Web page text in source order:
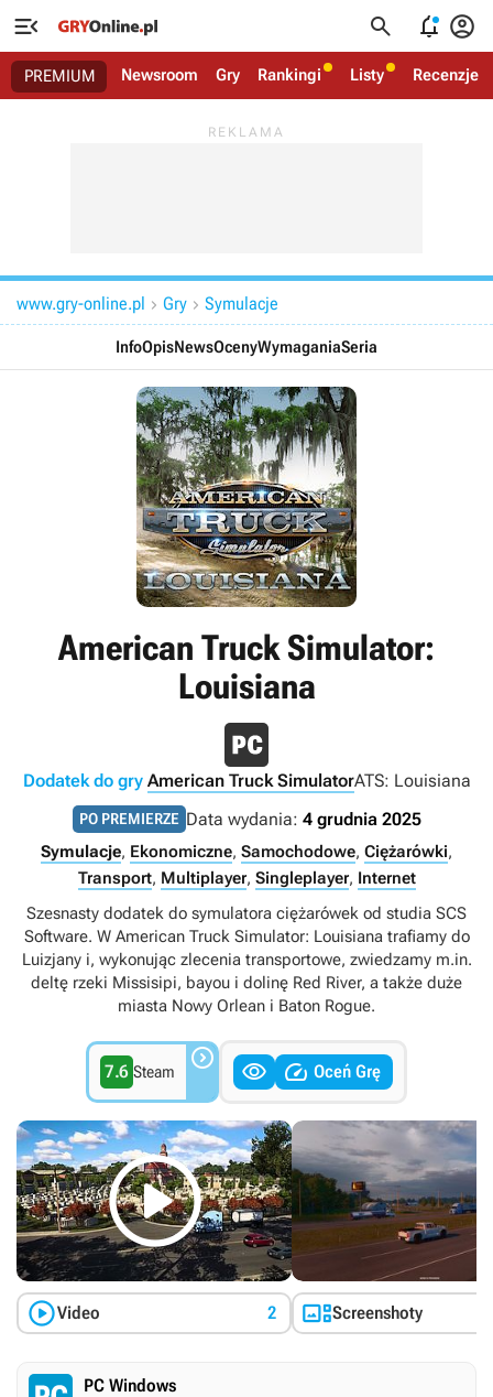
   
PREMIUM Newsroom Gry Rankingi Listy Recenzje
www.gry-online.pl  Gry  Symulacje
InfoOpisNewsOcenyWymaganiaSeria
American Truck Simulator:
Louisiana
Dodatek do gry American Truck SimulatorATS: Louisiana
PO PREMIERZE Data wydania: 4 grudnia 2025
Symulacje, Ekonomiczne, Samochodowe, Ciężarówki,
Transport, Multiplayer, Singleplayer, Internet
Szesnasty dodatek do symulatora ciężarówek od studia SCS
Software. W American Truck Simulator: Louisiana trafiamy do
Luizjany i, wykonując zlecenia transportowe, zwiedzamy m.in.
deltę rzeki Missisipi, bayou i dolinę Red River, a także duże
miasta Nowy Orlean i Baton Rogue.
7.6 Steam    Oceń Grę

Video 2 Screenshoty
PC Windows